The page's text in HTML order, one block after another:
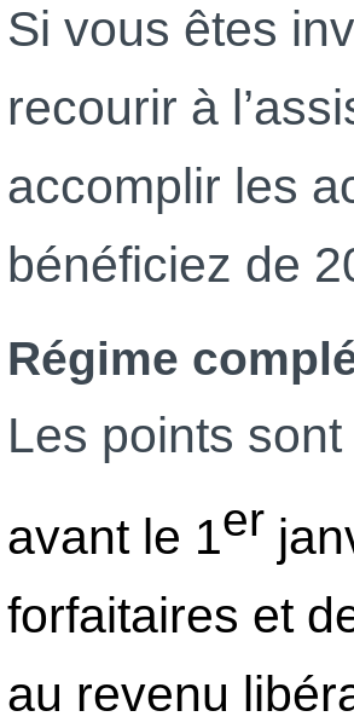
Si vous êtes
recourir à
accomplir les
bénéficiez de
Régime
Les points
avant le 1er
forfaitaires et
au revenu